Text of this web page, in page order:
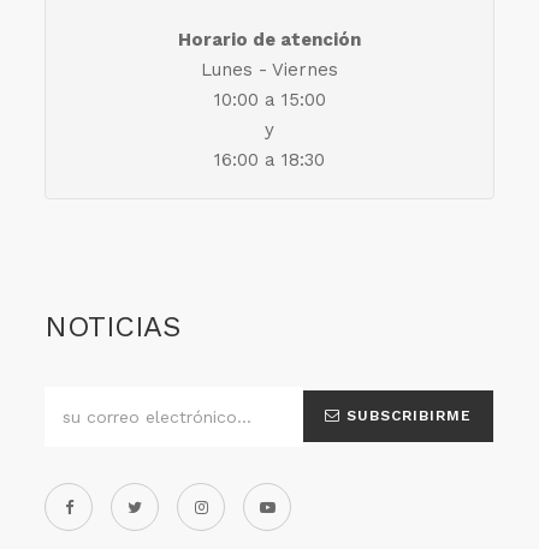
Horario de atención
Lunes - Viernes
10:00 a 15:00
y
16:00 a 18:30
NOTICIAS
SUBSCRIBIRME